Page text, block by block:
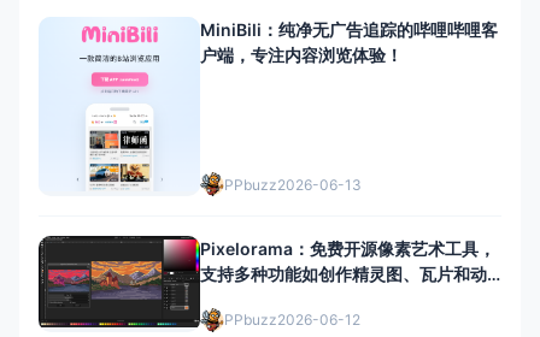
MiniBili：纯净无广告追踪的哔哩哔哩客
户端，专注内容浏览体验！
PPbuzz2026-06-13
Pixelorama：免费开源像素艺术工具，
支持多种功能如创作精灵图、瓦片和动
macOS系统
PPbuzz2026-06-12